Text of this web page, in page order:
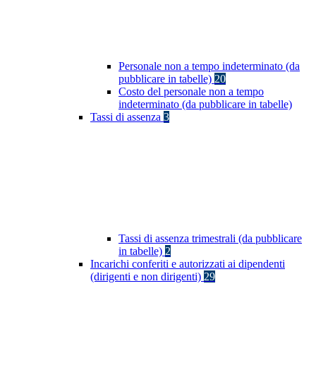
Personale non a tempo indeterminato (da
pubblicare in tabelle) 20
Costo del personale non a tempo
indeterminato (da pubblicare in tabelle)
Tassi di assenza 3
Tassi di assenza trimestrali (da pubblicare
in tabelle) 2
Incarichi conferiti e autorizzati ai dipendenti
(dirigenti e non dirigenti) 29